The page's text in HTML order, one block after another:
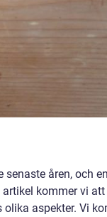
åren, och
kommer vi att
aspekter. Vi